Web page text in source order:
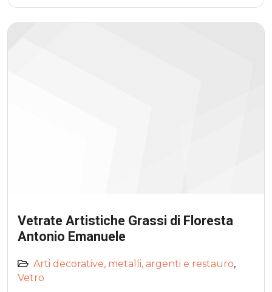
Vetrate Artistiche Grassi di Floresta
Antonio Emanuele
Arti decorative, metalli, argenti e restauro,
Vetro